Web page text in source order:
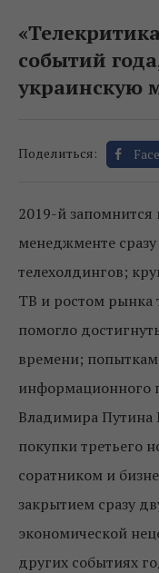
событий
украинскую
Поделиться:
2019-й
менеджменте
телехолдингов;
ТВ и ростом рынка
помогло
времени;
информационного
Владимира Путина
покупки третьего
соратником и
закрытием сразу
экономической
других событиях